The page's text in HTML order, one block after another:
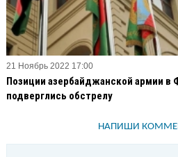
21 Ноябрь 2022 17:00
Позиции азербайджанской армии в
подверглись обстрелу
НАПИШИ